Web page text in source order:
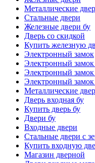
Металлические
Стальные двери
Железные двери бу
Дверь со скидкой
Купить железную
Электронный замок
Электронный
Электронный
Электронный
Металлические
Дверь входная бу
Купить дверь бу
Двери бу
Входные двери
Стальные двери с
Купить входную
Магазин дверной